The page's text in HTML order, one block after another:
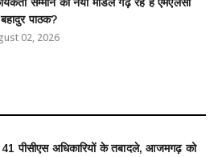
पाठक?
02, 2026
41 पीसीएस अधिकारियों के तबादले, आजमगढ़ को